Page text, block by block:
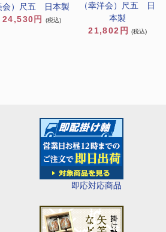
即応対応商品
会）尺五 日本製
24,530円
(税込)
（幸洋会）尺五 日
本製
21,802円
(税込)